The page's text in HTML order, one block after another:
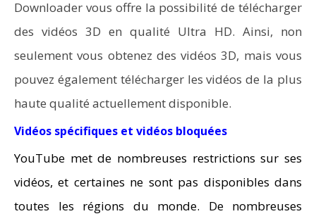
Downloader vous offre la possibilité de télécharger
des vidéos 3D en qualité Ultra HD. Ainsi, non
seulement vous obtenez des vidéos 3D, mais vous
pouvez également télécharger les vidéos de la plus
haute qualité actuellement disponible.
Vidéos spécifiques et vidéos bloquées
YouTube met de nombreuses restrictions sur ses
vidéos, et certaines ne sont pas disponibles dans
toutes les régions du monde. De nombreuses